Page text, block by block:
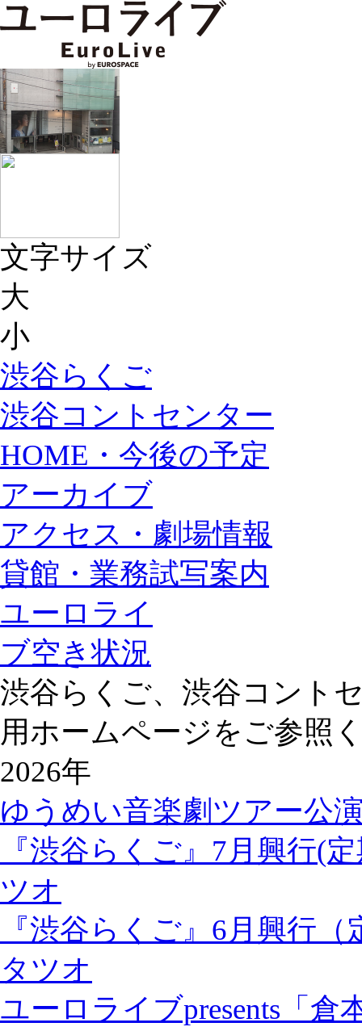
文字サイズ
大
小
渋谷らくご
渋谷コントセンター
HOME・今後の予定
アーカイブ
アクセス・劇場情報
貸館・業務試写案内
ユーロライ
ブ空き状況
渋谷らくご、渋谷コント
用ホームページをご参照
2026年
ゆうめい音楽劇ツアー公
『渋谷らくご』7月興行(
ツオ
『渋谷らくご』6月興行
タツオ
ユーロライブpresents「